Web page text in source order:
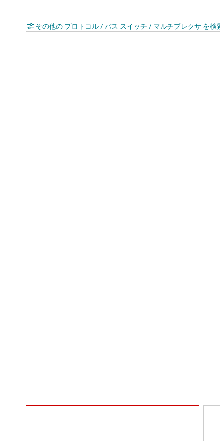
その他の プロトコル / バス スイッチ / マルチプレクサ を検